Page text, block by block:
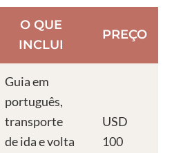
O QUE
INCLUI
PREÇO
Guia em
português,
transporte
de ida e volta
USD
100